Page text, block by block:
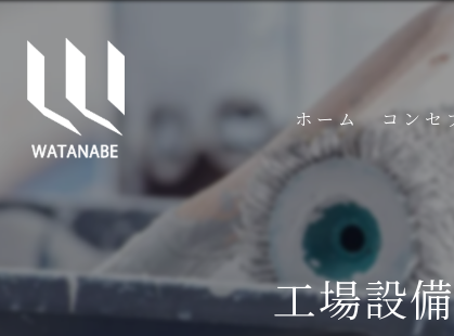
ホーム コンセ
工場設